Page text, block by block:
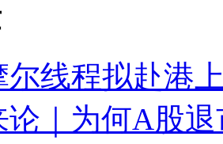
尔线程拟赴港
论｜为何A股